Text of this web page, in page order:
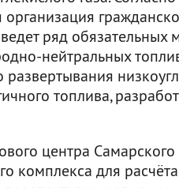
ряд обязательных
нейтральных
развертывания
топлива,
центра Самарского
комплекса для